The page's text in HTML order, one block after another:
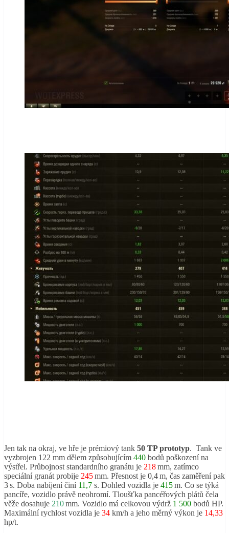
Jen tak na okraj, ve hře je prémiový tank 50 TP prototyp. Tank ve
vyzbrojen 122 mm dělem způsobujícím 440 bodů poškození na
výstřel. Průbojnost standardního granátu je 218mm, zatímco
speciální granát probije 245mm. Přesnost je 0,4 m, čas zaměření pak
3 s. Doba nabíjení činí 11,7 s. Dohled vozidla je 415m. Co se týká
pancíře, vozidlo právě neohromí. Tloušťka pancéřových plátů čela
věže dosahuje 210mm. Vozidlo má celkovou výdrž 1 500 bodů HP.
Maximální rychlost vozidla je 34 km/h a jeho měrný výkon je 14,33
hp/t.